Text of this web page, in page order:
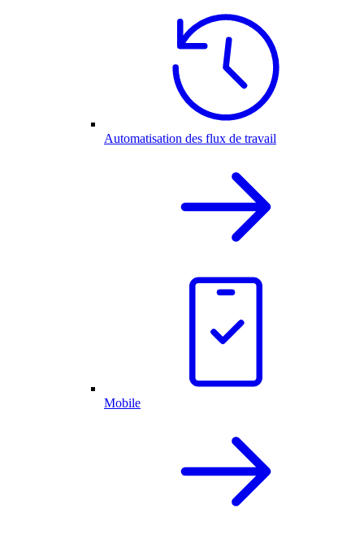
Automatisation des flux de travail
Mobile